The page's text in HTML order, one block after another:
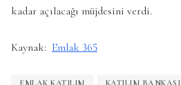
kadar açılacağı müjdesini verdi.
Kaynak: Emlak 365
EMLAK KATILIM KATILIM BANKASI